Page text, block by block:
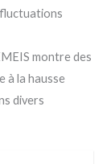
montre des
à la hausse
divers